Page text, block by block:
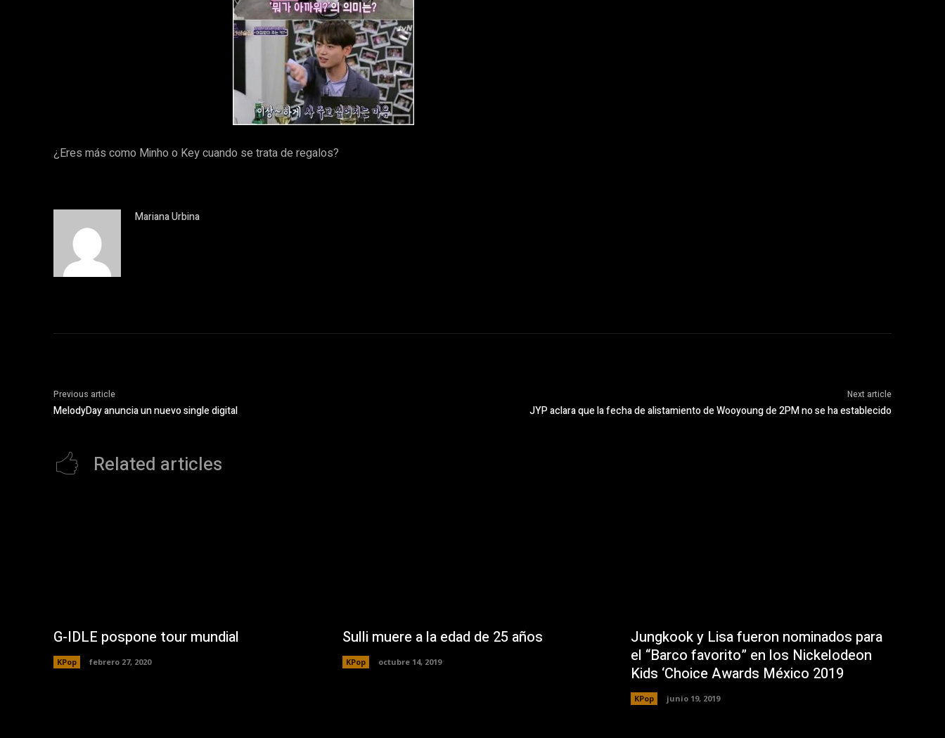
¿Eres más como Minho o Key cuando se trata de regalos?
Mariana Urbina
Previous article
MelodyDay anuncia un nuevo single digital
Next article
JYP aclara que la fecha de alistamiento de Wooyoung de 2PM no se ha establecido
Related articles
G-IDLE pospone tour mundial
KPop febrero 27, 2020
Sulli muere a la edad de 25 años
KPop octubre 14, 2019
Jungkook y Lisa fueron nominados para
el “Barco favorito” en los Nickelodeon
Kids ‘Choice Awards México 2019
KPop junio 19, 2019